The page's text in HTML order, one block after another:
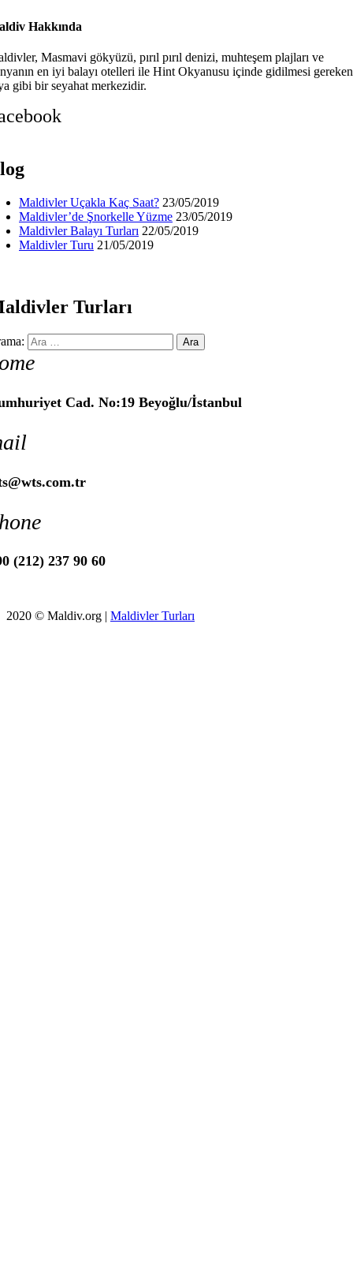
Hakkında
Masmavi gökyüzü, pırıl pırıl denizi, muhteşem plajları ve
en iyi balayı otelleri ile Hint Okyanusu içinde gidilmesi gereken
gibi bir seyahat merkezidir.
Maldivler Uçakla Kaç Saat? 23/05/2019
Maldivler’de Şnorkelle Yüzme 23/05/2019
Maldivler Balayı Turları 22/05/2019
Maldivler Turu 21/05/2019
Turları
Cad. No:19 Beyoğlu/İstanbul
(212) 237 90 60
2020 © Maldiv.org | Maldivler Turları